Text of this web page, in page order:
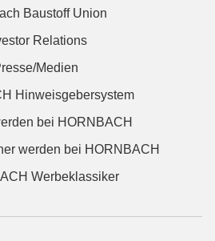
Baustoff Union
Relations
Medien
Hinweisgebersystem
bei HORNBACH
werden bei HORNBACH
Werbeklassiker